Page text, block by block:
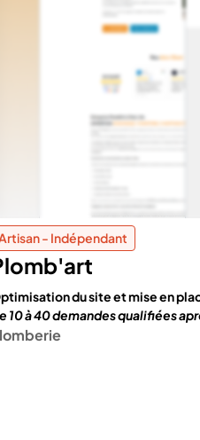
- Indépendant
du site et mise en
10 à 40 demandes qualifiées